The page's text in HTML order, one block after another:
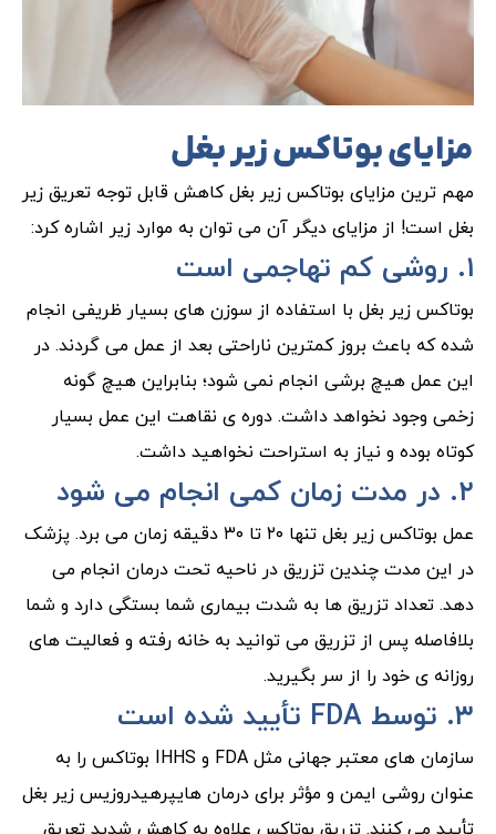
مزایای بوتاکس زیر بغل
مهم ترین مزایای بوتاکس زیر بغل کاهش قابل توجه تعریق زیر
بغل است! از مزایای دیگر آن می توان به موارد زیر اشاره کرد:
۱. روشی کم تهاجمی است
بوتاکس زیر بغل با استفاده از سوزن های بسیار ظریفی انجام
شده که باعث بروز کمترین ناراحتی بعد از عمل می گردند. در
این عمل هیچ برشی انجام نمی شود؛ بنابراین هیچ گونه
زخمی وجود نخواهد داشت. دوره ی نقاهت این عمل بسیار
کوتاه بوده و نیاز به استراحت نخواهید داشت.
۲. در مدت زمان کمی انجام می شود
عمل بوتاکس زیر بغل تنها ۲۰ تا ۳۰ دقیقه زمان می برد. پزشک
در این مدت چندین تزریق در ناحیه تحت درمان انجام می
دهد. تعداد تزریق ها به شدت بیماری شما بستگی دارد و شما
بلافاصله پس از تزریق می توانید به خانه رفته و فعالیت های
روزانه ی خود را از سر بگیرید.
۳. توسط FDA تأیید شده است
سازمان های معتبر جهانی مثل FDA و IHHS بوتاکس را به
عنوان روشی ایمن و مؤثر برای درمان هایپرهیدروزیس زیر بغل